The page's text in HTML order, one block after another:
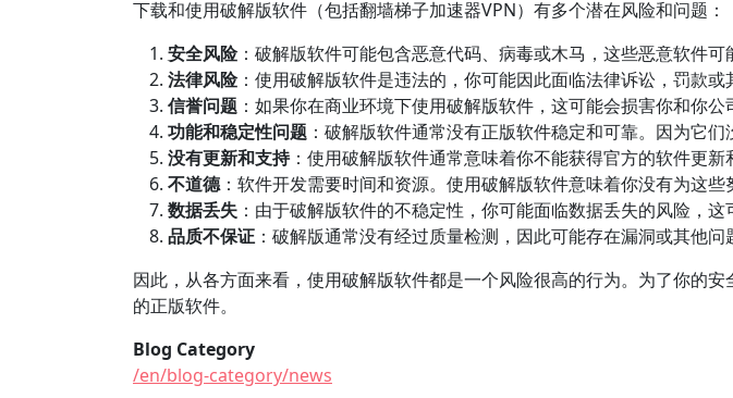
下载和使用破解版软件（包括翻墙梯子加速器VPN）有多个潜在风险和问题：
安全风险：破解版软件可能包含恶意代码、病毒或木马，这些恶意软件
法律风险：使用破解版软件是违法的，你可能因此面临法律诉讼，罚款或
信誉问题 ：如果你在商业环境下使用破解版软件，这可能会损害你和你公
功能和稳定性问题 ：破解版软件通常没有正版软件稳定和可靠。因为它
没有更新和支持：使用破解版软件通常意味着你不能获得官方的软件更
不道德：软件开发需要时间和资源。使用破解版软件意味着你没有为这些
数据丢失 ：由于破解版软件的不稳定性，你可能面临数据丢失的风险，这
品质不保证 ：破解版通常没有经过质量检测，因此可能存在漏洞或其他
因此，从各方面来看，使用破解版软件都是一个风险很高的行为。为了你的
的正版软件。
Blog Category
/en/blog-category/news